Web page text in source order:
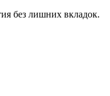
без лишних вкладок.